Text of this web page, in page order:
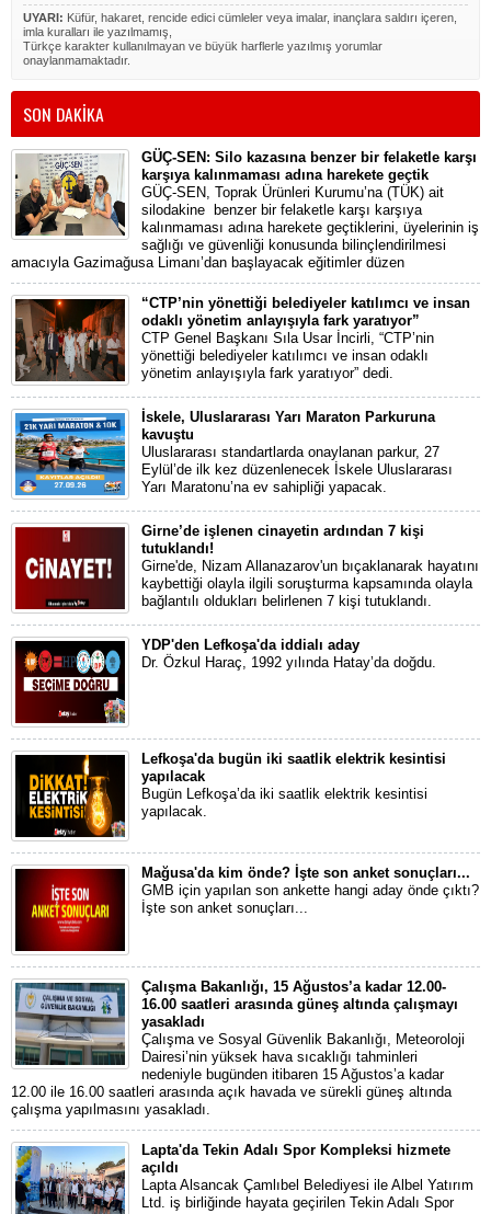
UYARI: Küfür, hakaret, rencide edici cümleler veya imalar, inançlara saldırı içeren,
imla kuralları ile yazılmamış,
Türkçe karakter kullanılmayan ve büyük harflerle yazılmış yorumlar
onaylanmamaktadır.
SON DAKİKA
GÜÇ-SEN: Silo kazasına benzer bir felaketle karşı
karşıya kalınmaması adına harekete geçtik
GÜÇ-SEN, Toprak Ürünleri Kurumu’na (TÜK) ait
silodakine benzer bir felaketle karşı karşıya
kalınmaması adına harekete geçtiklerini, üyelerinin iş
sağlığı ve güvenliği konusunda bilinçlendirilmesi
amacıyla Gazimağusa Limanı’dan başlayacak eğitimler düzen
“CTP’nin yönettiği belediyeler katılımcı ve insan
odaklı yönetim anlayışıyla fark yaratıyor”
CTP Genel Başkanı Sıla Usar İncirli, “CTP’nin
yönettiği belediyeler katılımcı ve insan odaklı
yönetim anlayışıyla fark yaratıyor” dedi.
İskele, Uluslararası Yarı Maraton Parkuruna
kavuştu
Uluslararası standartlarda onaylanan parkur, 27
Eylül’de ilk kez düzenlenecek İskele Uluslararası
Yarı Maratonu’na ev sahipliği yapacak.
Girne’de işlenen cinayetin ardından 7 kişi
tutuklandı!
Girne'de, Nizam Allanazarov'un bıçaklanarak hayatını
kaybettiği olayla ilgili soruşturma kapsamında olayla
bağlantılı oldukları belirlenen 7 kişi tutuklandı.
YDP'den Lefkoşa'da iddialı aday
Dr. Özkul Haraç, 1992 yılında Hatay’da doğdu.
Lefkoşa'da bugün iki saatlik elektrik kesintisi
yapılacak
Bugün Lefkoşa’da iki saatlik elektrik kesintisi
yapılacak.
Mağusa'da kim önde? İşte son anket sonuçları...
GMB için yapılan son ankette hangi aday önde çıktı?
İşte son anket sonuçları...
Çalışma Bakanlığı, 15 Ağustos’a kadar 12.00-
16.00 saatleri arasında güneş altında çalışmayı
yasakladı
Çalışma ve Sosyal Güvenlik Bakanlığı, Meteoroloji
Dairesi’nin yüksek hava sıcaklığı tahminleri
nedeniyle bugünden itibaren 15 Ağustos’a kadar
12.00 ile 16.00 saatleri arasında açık havada ve sürekli güneş altında
çalışma yapılmasını yasakladı.
Lapta'da Tekin Adalı Spor Kompleksi hizmete
açıldı
Lapta Alsancak Çamlıbel Belediyesi ile Albel Yatırım
Ltd. iş birliğinde hayata geçirilen Tekin Adalı Spor